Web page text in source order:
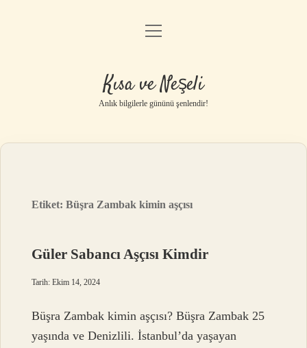
Anasayfa
Yasal Uyarı
menüyü
Kısa ve Neşeli
Anlık bilgilerle gününü şenlendir!
Etiket:Büşra Zambak kimin aşçısı
Güler Sabancı Aşçısı Kimdir
Tarih: Ekim 14, 2024
Büşra Zambak kimin aşçısı? Büşra Zambak 25
yaşında ve Denizlili. İstanbul’da yaşayan